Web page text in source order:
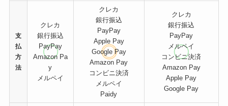
支
払
方
法
クレカ
銀行振込
PayPay
Amazon Pa
y
メルペイ
クレカ
銀行振込
PayPay
Apple Pay
Google Pay
Amazon Pay
コンビニ決済
メルペイ
Paidy
クレカ
銀行振込
PayPay
メルペイ
コンビニ決済
Amazon Pay
Apple Pay
Google Pay